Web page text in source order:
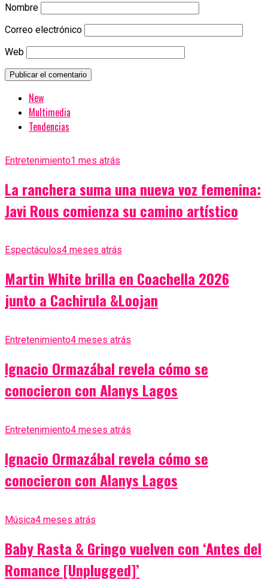
Nombre
Correo electrónico
Web
New
Multimedia
Tendencias
Entretenimiento1 mes atrás
La ranchera suma una nueva voz femenina:
Javi Rous comienza su camino artístico
Espectáculos4 meses atrás
Martin White brilla en Coachella 2026
junto a Cachirula &Loojan
Entretenimiento4 meses atrás
Ignacio Ormazábal revela cómo se
conocieron con Alanys Lagos
Entretenimiento4 meses atrás
Ignacio Ormazábal revela cómo se
conocieron con Alanys Lagos
Música4 meses atrás
Baby Rasta & Gringo vuelven con ‘Antes del
Romance [Unplugged]’